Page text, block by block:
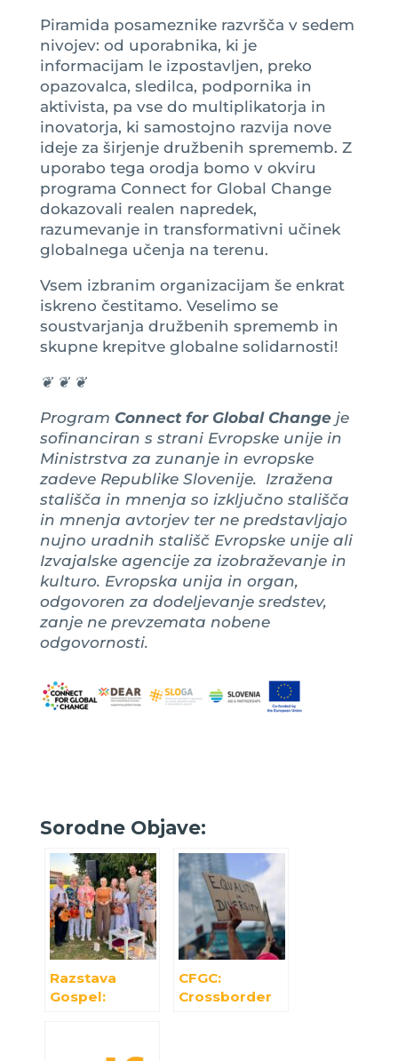
Piramida posameznike razvršča v sedem
nivojev: od uporabnika, ki je
informacijam le izpostavljen, preko
opazovalca, sledilca, podpornika in
aktivista, pa vse do multiplikatorja in
inovatorja, ki samostojno razvija nove
ideje za širjenje družbenih sprememb. Z
uporabo tega orodja bomo v okviru
programa Connect for Global Change
dokazovali realen napredek,
razumevanje in transformativni učinek
globalnega učenja na terenu.
Vsem izbranim organizacijam še enkrat
iskreno čestitamo. Veselimo se
soustvarjanja družbenih sprememb in
skupne krepitve globalne solidarnosti!
❦ ❦ ❦
Program Connect for Global Changeje
sofinanciran s strani Evropske unije in
Ministrstva za zunanje in evropske
zadeve Republike Slovenije. Izražena
stališča in mnenja so izključno stališča
in mnenja avtorjev ter ne predstavljajo
nujno uradnih stališč Evropske unije ali
Izvajalske agencije za izobraževanje in
kulturo. Evropska unija in organ,
odgovoren za dodeljevanje sredstev,
zanje ne prevzemata nobene
odgovornosti.
Sorodne Objave:
Razstava
Gospel:
CFGC:
Crossborder